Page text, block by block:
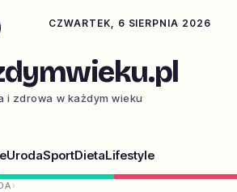
CZWARTEK, 6 SIERPNIA 2026
i zdrowa w każdym wieku
UrodaSportDietaLifestyle
›